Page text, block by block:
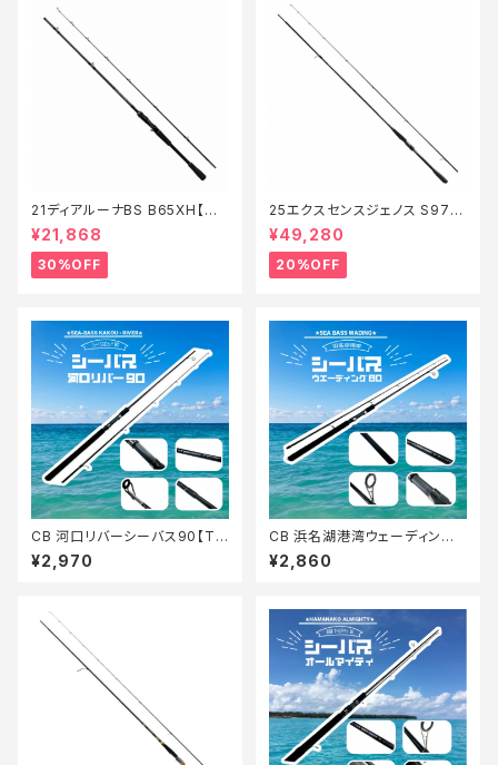
21ディアルーナBS B65XH【特
価ロッド】【30】
¥21,868
30%OFF
25エクスセンスジェノス S97M
H/F【特価ロッド】【20】
¥49,280
20%OFF
CB 河口リバーシーバス90【Tオ
リ】
¥2,970
CB 浜名湖港湾ウェーディング
シーバス80【Tオリ】
¥2,860